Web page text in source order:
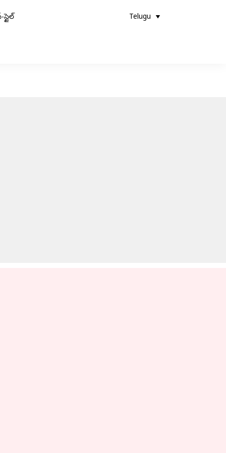
స్టైల్ Telugu